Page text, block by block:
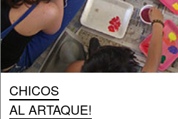
CHICOS
AL ARTAQUE!